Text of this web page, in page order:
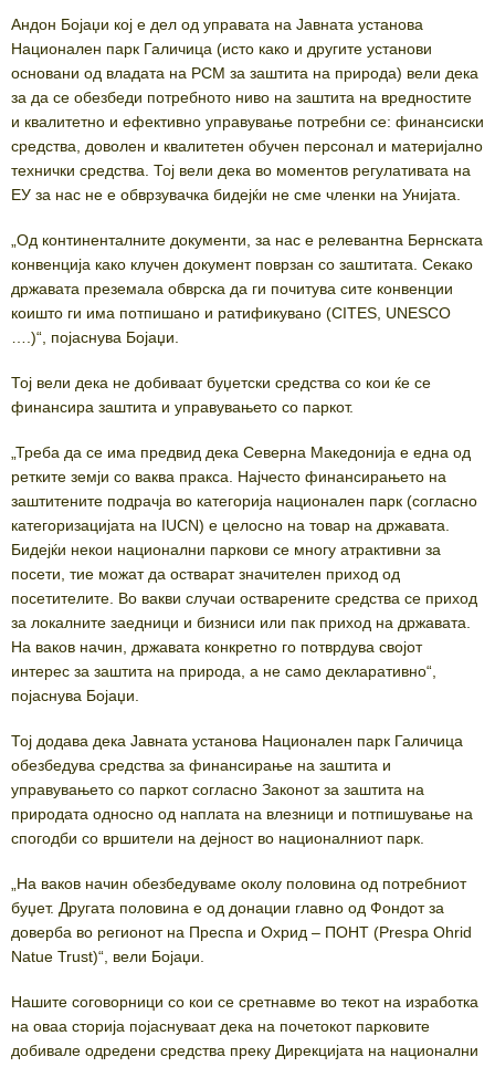
Андон Бојаџи кој е дел од управата на Јавната установа
Национален парк Галичица (исто како и другите установи
основани од владата на РСМ за заштита на природа) вели дека
за да се обезбеди потребното ниво на заштита на вредностите
и квалитетно и ефективно управување потребни се: финансиски
средства, доволен и квалитетен обучен персонал и материјално
технички средства. Тој вели дека во моментов регулативата на
ЕУ за нас не е обврзувачка бидејќи не сме членки на Унијата.
„Од континенталните документи, за нас е релевантна Бернската
конвенција како клучен документ поврзан со заштитата. Секако
државата преземала обврска да ги почитува сите конвенции
коишто ги има потпишано и ратификувано (CITES, UNESCO
….)“, појаснува Бојаџи.
Тој вели дека не добиваат буџетски средства со кои ќе се
финансира заштита и управувањето со паркот.
„Треба да се има предвид дека Северна Македонија е една од
ретките земји со ваква пракса. Најчесто финансирањето на
заштитените подрачја во категорија национален парк (согласно
категоризацијата на IUCN) е целосно на товар на државата.
Бидејќи некои национални паркови се многу атрактивни за
посети, тие можат да остварат значителен приход од
посетителите. Во вакви случаи остварените средства се приход
за локалните заедници и бизниси или пак приход на државата.
На ваков начин, државата конкретно го потврдува својот
интерес за заштита на природа, а не само декларативно“,
појаснува Бојаџи.
Тој додава дека Јавната установа Национален парк Галичица
обезбедува средства за финансирање на заштита и
управувањето со паркот согласно Законот за заштита на
природата односно од наплата на влезници и потпишување на
спогодби со вршители на дејност во националниот парк.
„На ваков начин обезбедуваме околу половина од потребниот
буџет. Другата половина е од донации главно од Фондот за
доверба во регионот на Преспа и Охрид – ПОНТ (Prespa Ohrid
Natue Trust)“, вели Бојаџи.
Нашите соговорници со кои се сретнавме во текот на изработка
на оваа сторија појаснуваат дека на почетокот парковите
добивале одредени средства преку Дирекцијата на национални